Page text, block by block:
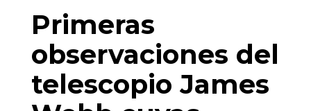
Primeras
observaciones del
telescopio James